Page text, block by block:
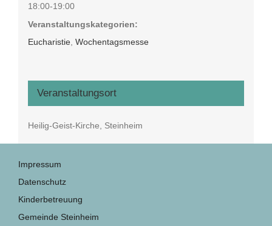
18:00-19:00
Veranstaltungskategorien:
Eucharistie, Wochentagsmesse
Veranstaltungsort
Heilig-Geist-Kirche, Steinheim
Impressum
Datenschutz
Kinderbetreuung
Gemeinde Steinheim